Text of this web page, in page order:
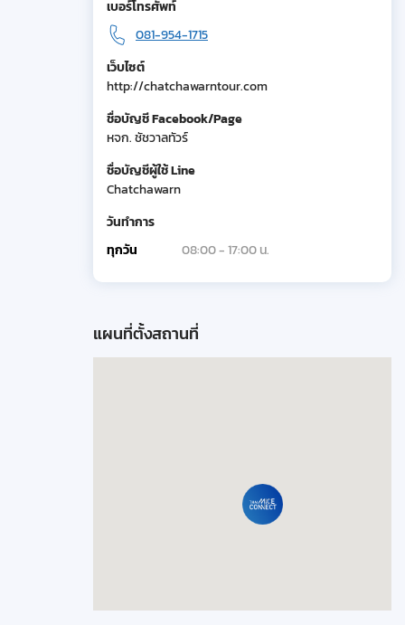
เบอร์โทรศัพท์
081-954-1715
เว็บไซต์
http://chatchawarntour.com
ชื่อบัญชี Facebook/Page
หจก. ชัชวาลทัวร์
ชื่อบัญชีผู้ใช้ Line
Chatchawarn
วันทำการ
ทุกวัน
08:00 - 17:00 น.
แผนที่ตั้งสถานที่